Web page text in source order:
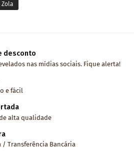
Zola
desconto
nas mídias sociais. Fique alerta!
e fácil
alta qualidade
/ Transferência Bancária